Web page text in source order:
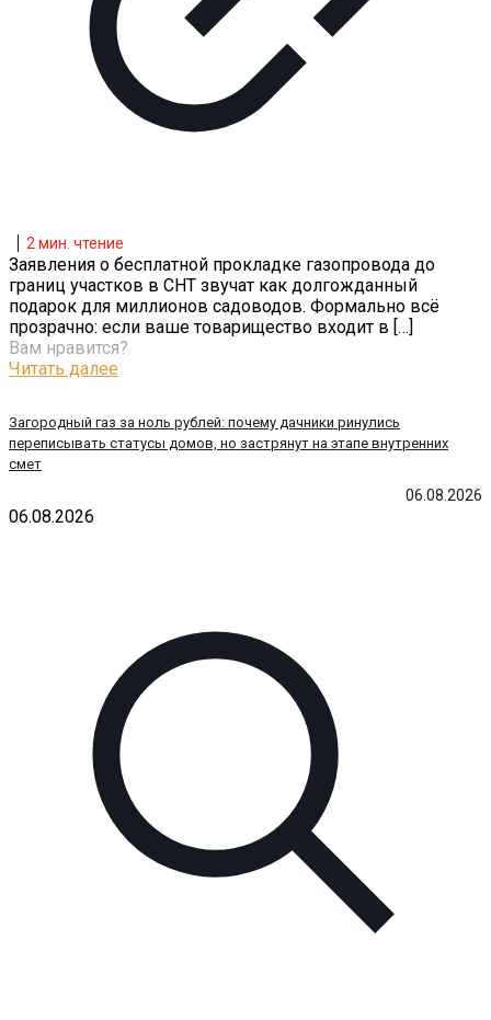
06.08.2026
Загородный газ за ноль рублей: почему дачники ринулись
переписывать статусы домов, но застрянут на этапе внутренних
смет
2 мин. чтение
Заявления о бесплатной прокладке газопровода до
границ участков в СНТ звучат как долгожданный
подарок для миллионов садоводов. Формально всё
прозрачно: если ваше товарищество входит в […]
Вам нравится?
Читать далее
06.08.2026